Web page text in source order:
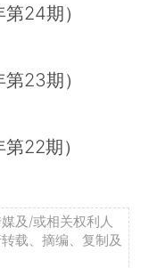
24期）
23期）
22期）
及/或相关权利人
载、摘编、复制及